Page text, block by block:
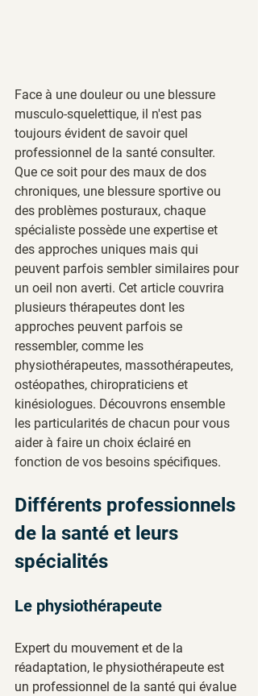
Face à une douleur ou une blessure
musculo-squelettique, il n'est pas
toujours évident de savoir quel
professionnel de la santé consulter.
Que ce soit pour des maux de dos
chroniques, une blessure sportive ou
des problèmes posturaux, chaque
spécialiste possède une expertise et
des approches uniques mais qui
peuvent parfois sembler similaires pour
un oeil non averti. Cet article couvrira
plusieurs thérapeutes dont les
approches peuvent parfois se
ressembler, comme les
physiothérapeutes, massothérapeutes,
ostéopathes, chiropraticiens et
kinésiologues. Découvrons ensemble
les particularités de chacun pour vous
aider à faire un choix éclairé en
fonction de vos besoins spécifiques.
Différents professionnels
de la santé et leurs
spécialités
Le physiothérapeute
Expert du mouvement et de la
réadaptation, le physiothérapeute est
un professionnel de la santé qui évalue